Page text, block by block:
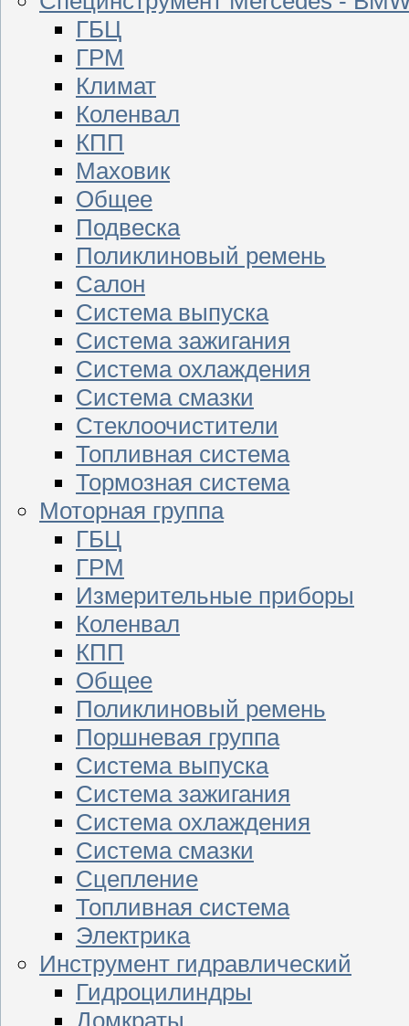
ГБЦ
ГРМ
Климат
Коленвал
КПП
Маховик
Общее
Подвеска
Поликлиновый ремень
Салон
Система выпуска
Система зажигания
Система охлаждения
Система смазки
Стеклоочистители
Топливная система
Тормозная система
Моторная группа
ГБЦ
ГРМ
Измерительные приборы
Коленвал
КПП
Общее
Поликлиновый ремень
Поршневая группа
Система выпуска
Система зажигания
Система охлаждения
Система смазки
Сцепление
Топливная система
Электрика
Инструмент гидравлический
Гидроцилиндры
Домкраты